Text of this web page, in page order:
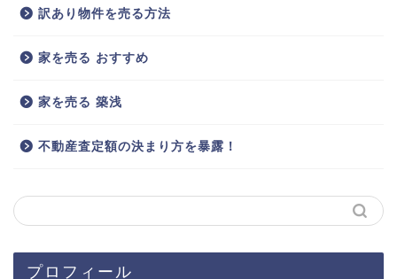
訳あり物件を売る方法
家を売る おすすめ
家を売る 築浅
不動産査定額の決まり方を暴露！
プロフィール